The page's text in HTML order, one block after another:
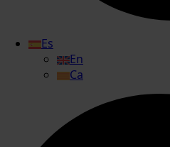
Es
En
Ca